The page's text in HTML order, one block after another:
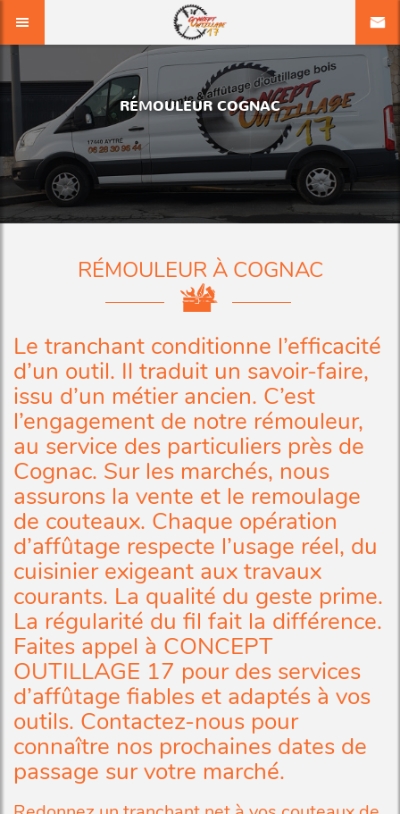
RÉMOULEUR COGNAC
RÉMOULEUR À COGNAC
Le tranchant conditionne l’efficacité
d’un outil. Il traduit un savoir-faire,
issu d’un métier ancien. C’est
l’engagement de notre rémouleur,
au service des particuliers près de
Cognac. Sur les marchés, nous
assurons la vente et le remoulage
de couteaux. Chaque opération
d’affûtage respecte l’usage réel, du
cuisinier exigeant aux travaux
courants. La qualité du geste prime.
La régularité du fil fait la différence.
Faites appel à CONCEPT
OUTILLAGE 17 pour des services
d’affûtage fiables et adaptés à vos
outils. Contactez-nous pour
connaître nos prochaines dates de
passage sur votre marché.